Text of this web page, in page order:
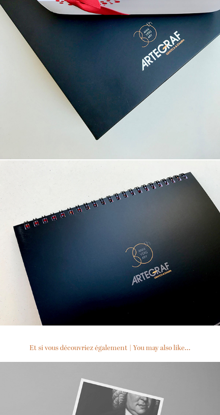
Et si vous découvriez également | You may also like...